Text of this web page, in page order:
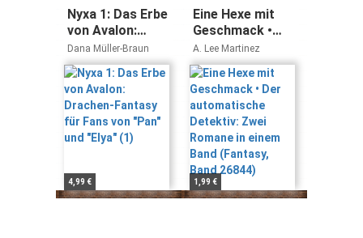
Nyxa 1: Das Erbe
von Avalon:
Drachen-
Fantasy für Fans
von "Pan" und
"Elya" (1)
Dana Müller-Braun
4,99 €
Eine Hexe mit
Geschmack •
Der
automatische
Detektiv: Zwei
Romane in einem
Band (Fantasy,
Band 26844)
A. Lee Martinez
1,99 €